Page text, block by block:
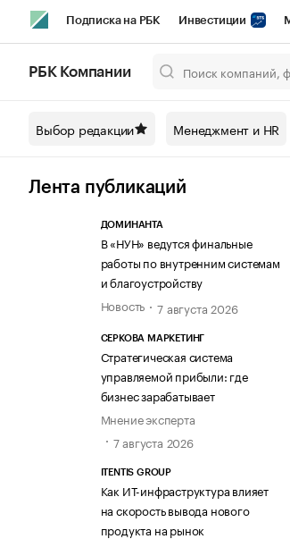
Подписка на РБК Инвестиции
Спецпроекты СПб Конференции СПб
Технологии и медиа
РБК Компании
Выбор редакции Менеджмент и HR
Лента публикаций
ДОМИНАНТА
В «НУН» ведутся финальные
работы по внутренним системам
и благоустройству
Новость
7 августа 2026
СЕРКОВА МАРКЕТИНГ
Стратегическая система
управляемой прибыли: где
бизнес зарабатывает
Мнение эксперта
7 августа 2026
ITENTIS GROUP
Как ИТ-инфраструктура влияет
на скорость вывода нового
продукта на рынок